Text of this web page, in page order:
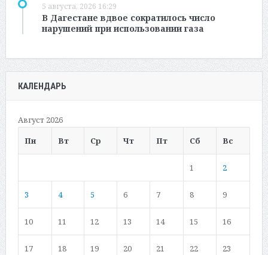
5 августа, 2026 16:29
В Дагестане вдвое сократилось число
нарушений при использовании газа
КАЛЕНДАРЬ
Август 2026
Пн
Вт Ср Чт Пт Сб Вс
1 2
3 4 5 6 7 8 9
10 11 12 13 14 15 16
17 18 19 20 21 22 23